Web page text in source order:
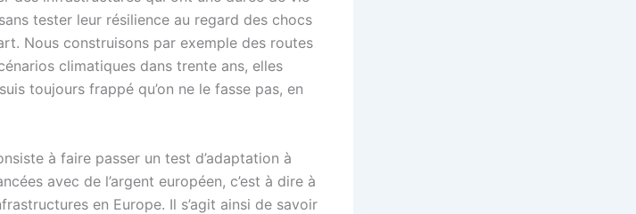
tester leur résilience au regard des chocs
Nous construisons par exemple des routes
climatiques dans trente ans, elles
toujours frappé qu’on ne le fasse pas, en
à faire passer un test d’adaptation à
avec de l’argent européen, c’est à dire à
en Europe. Il s’agit ainsi de savoir